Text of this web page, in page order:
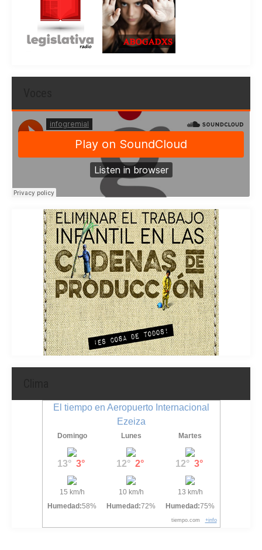
El tiempo en Aeropuerto Internacional
Ezeiza
Domingo
13° 3°
15 km/h
Humedad:58%
Lunes
12° 2°
10 km/h
Humedad:72%
Martes
12° 3°
13 km/h
Humedad:75%
tiempo.com +info